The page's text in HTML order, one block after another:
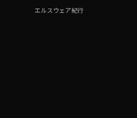
エルスウェア紀行